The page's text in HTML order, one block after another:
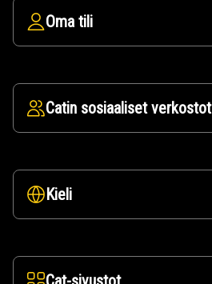
Oma tili
Catin sosiaaliset verkostot
Kieli